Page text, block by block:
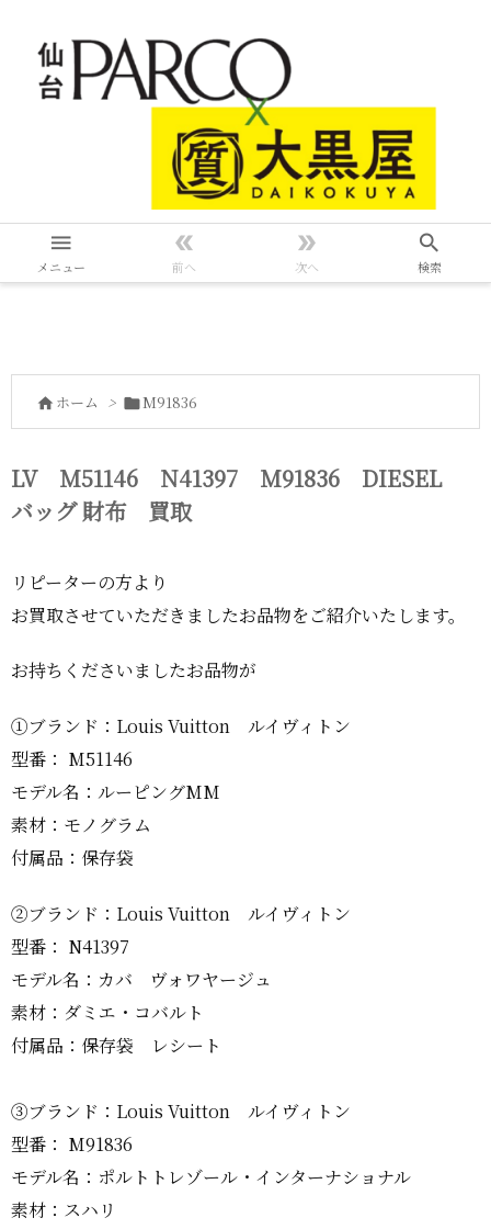

メニュー

前へ

次へ

検索
 ホーム > M91836
LV M51146 N41397 M91836 DIESEL
バッグ 財布 買取
リピーターの方より
お買取させていただきましたお品物をご紹介いたします。
お持ちくださいましたお品物が
①ブランド：Louis Vuitton ルイヴィトン
型番： M51146
モデル名：ルーピングMM
素材：モノグラム
付属品：保存袋
②ブランド：Louis Vuitton ルイヴィトン
型番： N41397
モデル名：カバ ヴォワヤージュ
素材：ダミエ・コバルト
付属品：保存袋 レシート
③ブランド：Louis Vuitton ルイヴィトン
型番： M91836
モデル名：ポルトトレゾール・インターナショナル
素材：スハリ